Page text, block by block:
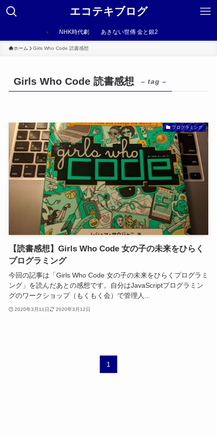
エコテキブログ
NHK時代劇 あきない世傳 金と銀2
ホーム Girls Who Code 読書感想
Girls Who Code 読書感想 – tag –
プログラミング
【読書感想】Girls Who Code 女の子の未来をひらく
プログラミング
今回の記事は「Girls Who Code 女の子の未来をひらくプログラミ
ング」を読んだあとの感想です。自分はJavaScriptプログラミン
グのワークショップ（もくもく会）で管理人...
2020年3月11日 2020年3月12日
1